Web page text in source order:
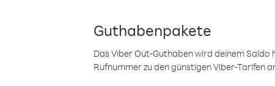
Guthabenpakete
Das Viber Out-Guthaben wird deinem
Rufnummer zu den günstigen Viber-Tarifen